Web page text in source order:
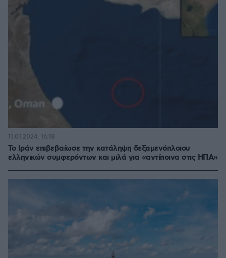
Το Ιράν επιβεβαίωσε την κατάληψη δεξαμενόπλοιου
ελληνικών συμφερόντων και μιλά για «αντίποινα στις ΗΠΑ»
11.01.2024, 16:18